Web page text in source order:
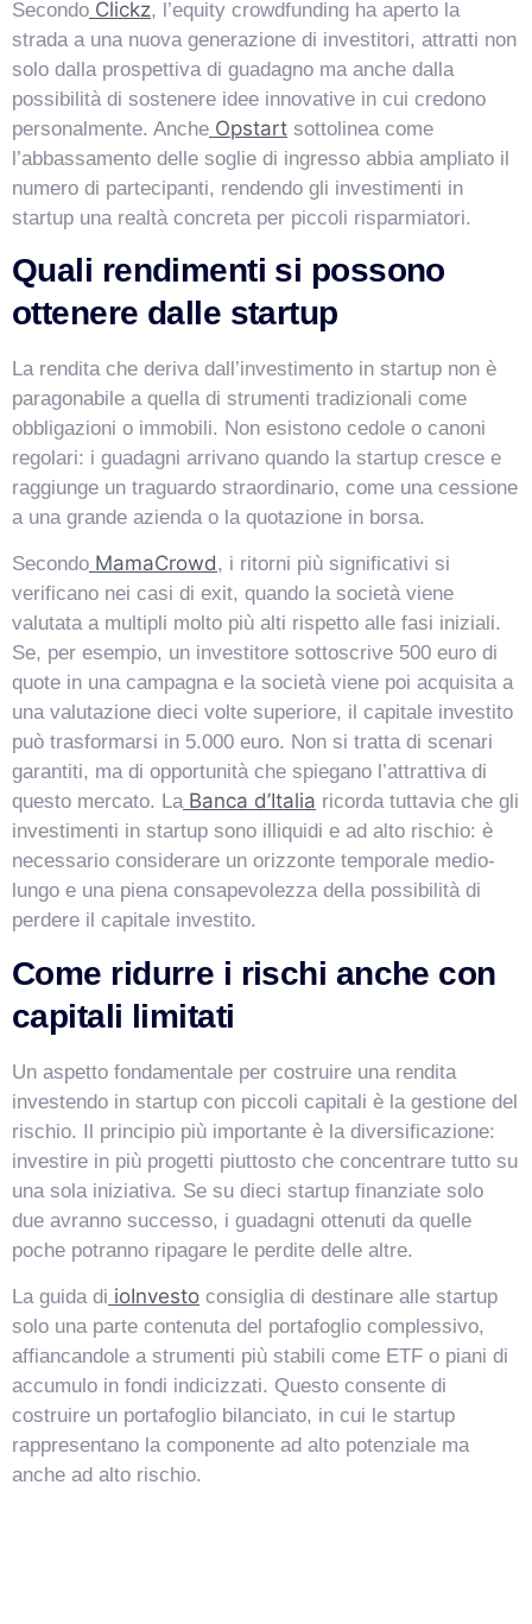
Secondo Clickz, l’equity crowdfunding ha aperto la
strada a una nuova generazione di investitori, attratti non
solo dalla prospettiva di guadagno ma anche dalla
possibilità di sostenere idee innovative in cui credono
personalmente. Anche Opstart sottolinea come
l’abbassamento delle soglie di ingresso abbia ampliato il
numero di partecipanti, rendendo gli investimenti in
startup una realtà concreta per piccoli risparmiatori.
Quali rendimenti si possono
ottenere dalle startup
La rendita che deriva dall’investimento in startup non è
paragonabile a quella di strumenti tradizionali come
obbligazioni o immobili. Non esistono cedole o canoni
regolari: i guadagni arrivano quando la startup cresce e
raggiunge un traguardo straordinario, come una cessione
a una grande azienda o la quotazione in borsa.
Secondo MamaCrowd, i ritorni più significativi si
verificano nei casi di exit, quando la società viene
valutata a multipli molto più alti rispetto alle fasi iniziali.
Se, per esempio, un investitore sottoscrive 500 euro di
quote in una campagna e la società viene poi acquisita a
una valutazione dieci volte superiore, il capitale investito
può trasformarsi in 5.000 euro. Non si tratta di scenari
garantiti, ma di opportunità che spiegano l’attrattiva di
questo mercato. La Banca d’Italia ricorda tuttavia che gli
investimenti in startup sono illiquidi e ad alto rischio: è
necessario considerare un orizzonte temporale medio-
lungo e una piena consapevolezza della possibilità di
perdere il capitale investito.
Come ridurre i rischi anche con
capitali limitati
Un aspetto fondamentale per costruire una rendita
investendo in startup con piccoli capitali è la gestione del
rischio. Il principio più importante è la diversificazione:
investire in più progetti piuttosto che concentrare tutto su
una sola iniziativa. Se su dieci startup finanziate solo
due avranno successo, i guadagni ottenuti da quelle
poche potranno ripagare le perdite delle altre.
La guida di ioInvesto consiglia di destinare alle startup
solo una parte contenuta del portafoglio complessivo,
affiancandole a strumenti più stabili come ETF o piani di
accumulo in fondi indicizzati. Questo consente di
costruire un portafoglio bilanciato, in cui le startup
rappresentano la componente ad alto potenziale ma
anche ad alto rischio.